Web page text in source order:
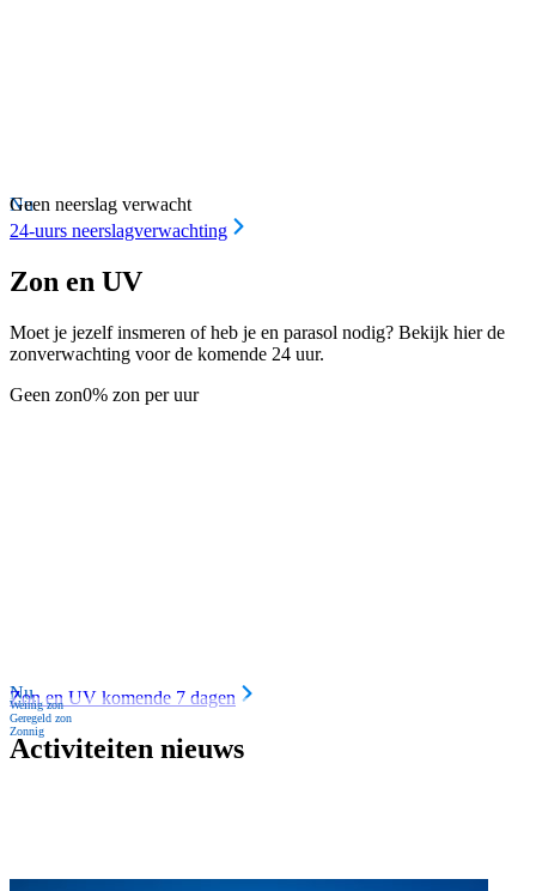
Nu
Geen neerslag verwacht
24-uurs neerslagverwachting
Zon en UV
Moet je jezelf insmeren of heb je en parasol nodig? Bekijk hier de
zonverwachting voor de komende 24 uur.
Geen zon0% zon per uur
Nu
Weinig zon
Geregeld zon
Zonnig
Zon en UV komende 7 dagen
Activiteiten nieuws